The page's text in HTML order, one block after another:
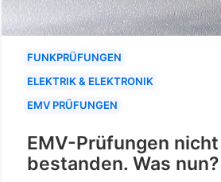
FUNKPRÜFUNGEN
ELEKTRIK & ELEKTRONIK
EMV PRÜFUNGEN
EMV-Prüfungen nicht
bestanden. Was nun?